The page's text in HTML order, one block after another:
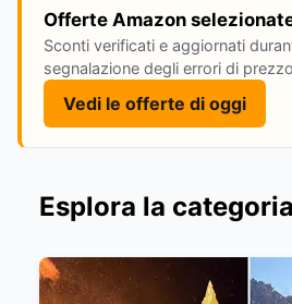
Offerte Amazon
Sconti verificati e aggiornati
segnalazione degli errori di
Vedi le offerte di oggi
Esplora la categoria